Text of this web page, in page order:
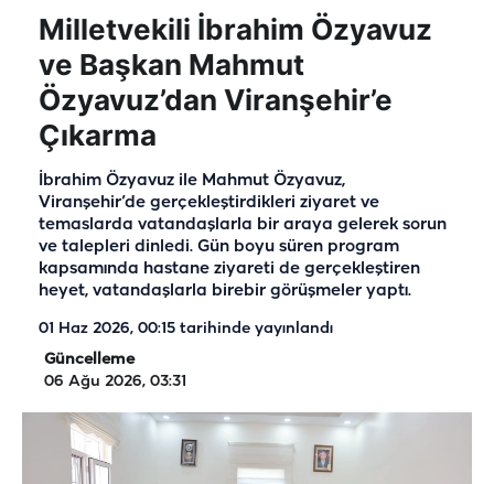
Milletvekili İbrahim Özyavuz
ve Başkan Mahmut
Özyavuz’dan Viranşehir’e
Çıkarma
İbrahim Özyavuz ile Mahmut Özyavuz,
Viranşehir’de gerçekleştirdikleri ziyaret ve
temaslarda vatandaşlarla bir araya gelerek sorun
ve talepleri dinledi. Gün boyu süren program
kapsamında hastane ziyareti de gerçekleştiren
heyet, vatandaşlarla birebir görüşmeler yaptı.
01 Haz 2026, 00:15 tarihinde yayınlandı
Güncelleme
06 Ağu 2026, 03:31